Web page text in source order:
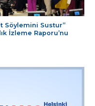
Söylemini Sustur”
İzleme Raporu’nu